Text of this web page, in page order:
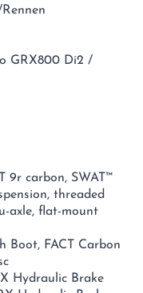
GRX800 Di2 /
9r carbon, SWAT™
threaded
axle, flat-mount
Boot, FACT Carbon
Hydraulic Brake